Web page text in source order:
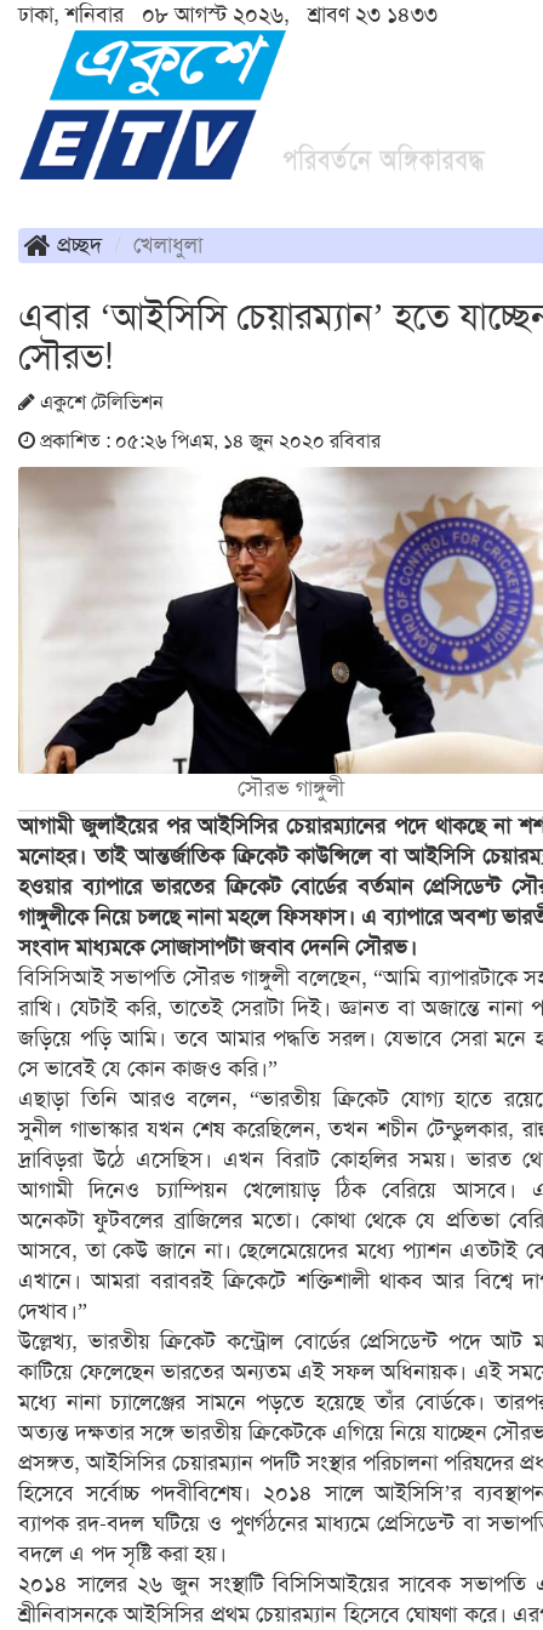
ঢাকা, শনিবার ০৮ আগস্ট ২০২৬, শ্রাবণ ২৩ ১৪৩৩
প্রচ্ছদ খেলাধুলা
এবার ‘আইসিসি চেয়ারম্যান’ হতে
সৌরভ!
একুশে টেলিভিশন
প্রকাশিত : ০৫:২৬ পিএম, ১৪ জুন ২০২০ রবিবার
সৌরভ গাঙ্গুলী
আগামী জুলাইয়ের পর আইসিসির চেয়ারম্যানের পদে থাকছে না
মনোহর। তাই আন্তর্জাতিক ক্রিকেট কাউন্সিলে বা আইসিসি
হওয়ার ব্যাপারে ভারতের ক্রিকেট বোর্ডের বর্তমান প্রেসিডেন্ট
গাঙ্গুলীকে নিয়ে চলছে নানা মহলে ফিসফাস। এ ব্যাপারে অবশ্য
সংবাদ মাধ্যমকে সোজাসাপটা জবাব দেননি সৌরভ।
বিসিসিআই সভাপতি সৌরভ গাঙ্গুলী বলেছেন, “আমি ব্যাপারটাকে
রাখি। যেটাই করি, তাতেই সেরাটা দিই। জ্ঞানত বা অজান্তে নানা
জড়িয়ে পড়ি আমি। তবে আমার পদ্ধতি সরল। যেভাবে সেরা মনে
সে ভাবেই যে কোন কাজও করি।”
এছাড়া তিনি আরও বলেন, “ভারতীয় ক্রিকেট যোগ্য হাতে
সুনীল গাভাস্কার যখন শেষ করেছিলেন, তখন শচীন টেন্ডুলকার,
দ্রাবিড়রা উঠে এসেছিস। এখন বিরাট কোহলির সময়। ভারত
আগামী দিনেও চ্যাম্পিয়ন খেলোয়াড় ঠিক বেরিয়ে আসবে।
অনেকটা ফুটবলের ব্রাজিলের মতো। কোথা থেকে যে প্রতিভা
আসবে, তা কেউ জানে না। ছেলেমেয়েদের মধ্যে প্যাশন এতটাই
এখানে। আমরা বরাবরই ক্রিকেটে শক্তিশালী থাকব আর বিশ্বে
দেখাব।”
উল্লেখ্য, ভারতীয় ক্রিকেট কন্ট্রোল বোর্ডের প্রেসিডেন্ট পদে আট
কাটিয়ে ফেলেছেন ভারতের অন্যতম এই সফল অধিনায়ক। এই
মধ্যে নানা চ্যালেঞ্জের সামনে পড়তে হয়েছে তাঁর বোর্ডকে।
অত্যন্ত দক্ষতার সঙ্গে ভারতীয় ক্রিকেটকে এগিয়ে নিয়ে যাচ্ছেন
প্রসঙ্গত, আইসিসির চেয়ারম্যান পদটি সংস্থার পরিচালনা পরিষদের
হিসেবে সর্বোচ্চ পদবীবিশেষ। ২০১৪ সালে আইসিসি’র
ব্যাপক রদ-বদল ঘটিয়ে ও পুণর্গঠনের মাধ্যমে প্রেসিডেন্ট বা
বদলে এ পদ সৃষ্টি করা হয়।
২০১৪ সালের ২৬ জুন সংস্থাটি বিসিসিআইয়ের সাবেক সভাপতি
শ্রীনিবাসনকে আইসিসির প্রথম চেয়ারম্যান হিসেবে ঘোষণা করে।